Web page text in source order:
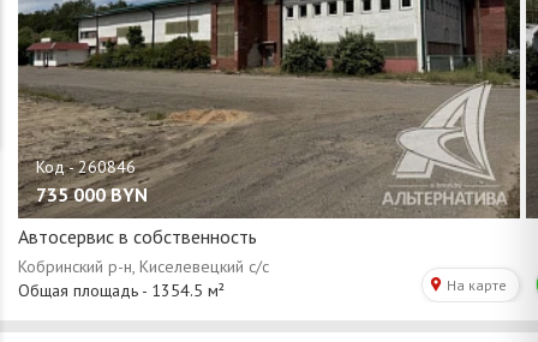
735 000 BYN
Автосервис в собственность